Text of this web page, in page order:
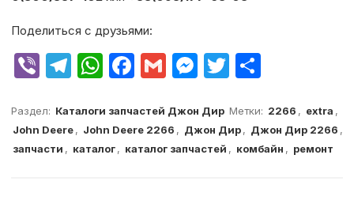
Поделиться с друзьями:
V
er
T
e
g
W
at
s
F
c
e
G
ai
l
M
s
s
T
it
te
п
р
Раздел: Каталоги запчастей Джон Дир Метки: 2266 , extra ,
John Deere, John Deere 2266 , Джон Дир, Джон Дир 2266 ,
запчасти , каталог, каталог запчастей , комбайн , ремонт